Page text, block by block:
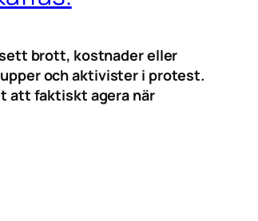
brott, kostnader eller
och aktivister i protest.
att faktiskt agera när